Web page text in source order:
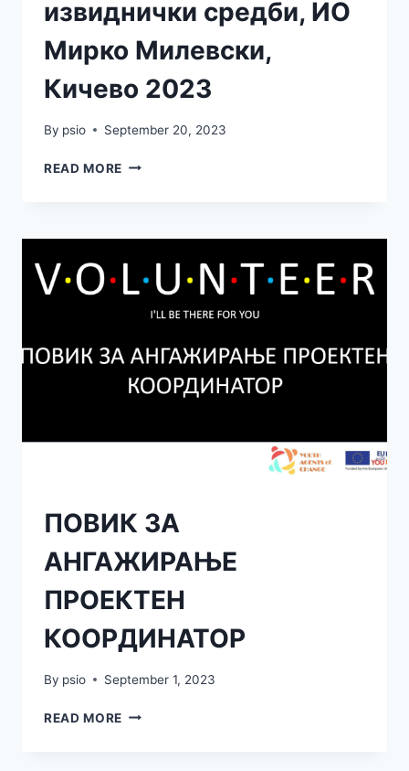
извиднички средби, ИО
Мирко Милевски,
Кичево 2023
By psio September 20, 2023
READ MORE
ПОВИК ЗА
АНГАЖИРАЊЕ
ПРОЕКТЕН
КООРДИНАТОР
By psio September 1, 2023
READ MORE